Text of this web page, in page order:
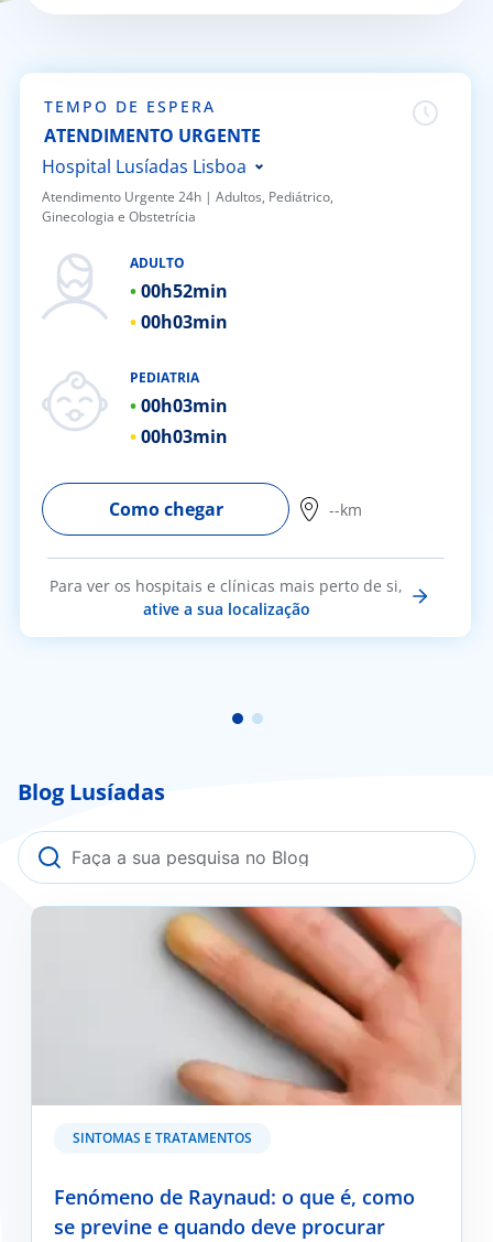
Sport
TEMPO DE ESPERA
ATENDIMENTO URGENTE
Hospital Lusíadas Lisboa
Hospital Lusíadas Porto
Hospital Lusíadas Braga
Hospital Lusíadas Amadora
Hospital Lusíadas Albufeira
Hospital Lusíadas Paços de
Ferreira
Atendimento Urgente 24h | ​Adultos, Pediátrico,
Ginecologia e Obstetrícia
ADULTO
00h52min
00h03min
PEDIATRIA
00h03min
00h03min
Como chegar --km
Para ver os hospitais e clínicas mais perto de si,
ative a sua localização
Blog Lusíadas
SINTOMAS E TRATAMENTOS
Fenómeno de Raynaud: o que é, como
se previne e quando deve procurar
Fenómeno de Raynaud: o que é, como se previne e
quando deve procurar ajuda médica?